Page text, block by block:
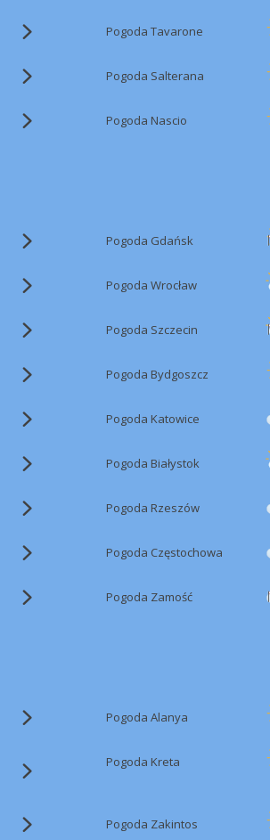
Pogoda Tavarone
Pogoda Salterana
Pogoda Nascio
Pogoda Gdańsk
Pogoda Wrocław
Pogoda Szczecin
Pogoda Bydgoszcz
Pogoda Katowice
Pogoda Białystok
Pogoda Rzeszów
Pogoda Częstochowa
Pogoda Zamość
Pogoda Alanya
Pogoda Kreta
Pogoda Zakintos